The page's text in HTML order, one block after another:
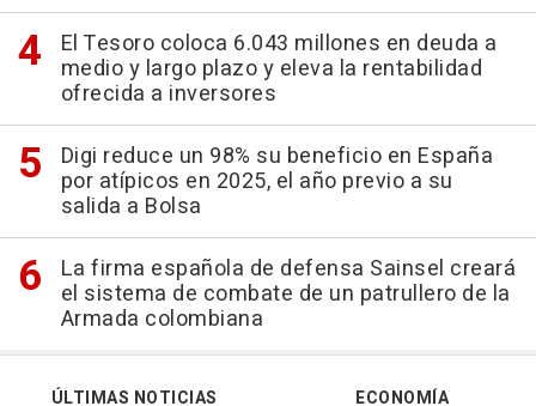
El Tesoro coloca 6.043 millones en deuda a
medio y largo plazo y eleva la rentabilidad
ofrecida a inversores
Digi reduce un 98% su beneficio en España
por atípicos en 2025, el año previo a su
salida a Bolsa
La firma española de defensa Sainsel creará
el sistema de combate de un patrullero de la
Armada colombiana
ÚLTIMAS NOTICIAS
ECONOMÍA